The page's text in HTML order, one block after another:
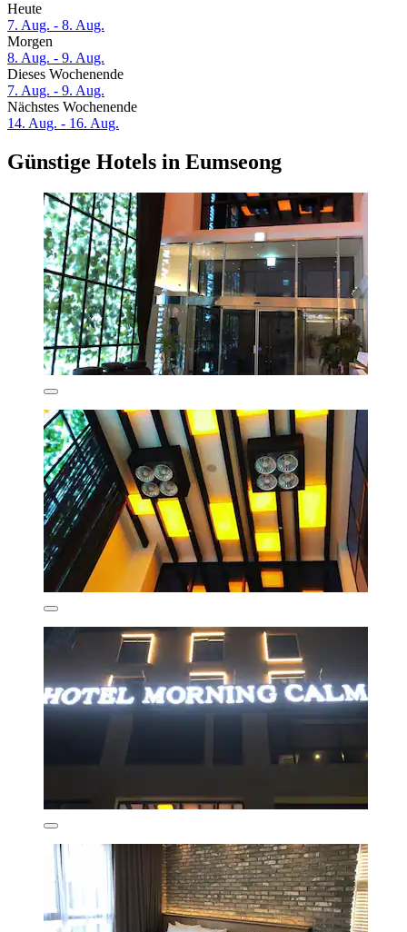
Heute
7. Aug. - 8. Aug.
Morgen
8. Aug. - 9. Aug.
Dieses Wochenende
7. Aug. - 9. Aug.
Nächstes Wochenende
14. Aug. - 16. Aug.
Günstige Hotels in Eumseong